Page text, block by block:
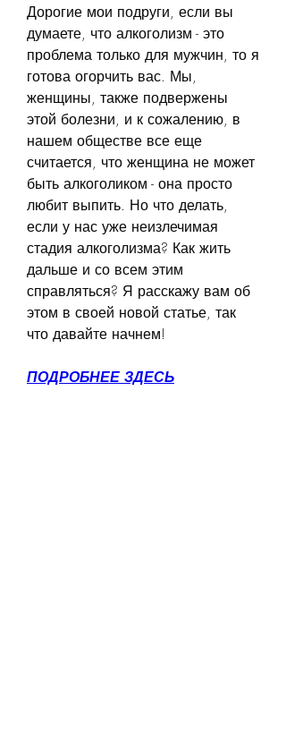
Дорогие мои подруги, если вы
думаете, что алкоголизм - это
проблема только для мужчин, то я
готова огорчить вас. Мы,
женщины, также подвержены
этой болезни, и к сожалению, в
нашем обществе все еще
считается, что женщина не может
быть алкоголиком - она просто
любит выпить. Но что делать,
если у нас уже неизлечимая
стадия алкоголизма? Как жить
дальше и со всем этим
справляться? Я расскажу вам об
этом в своей новой статье, так
что давайте начнем!
ПОДРОБНЕЕ ЗДЕСЬ